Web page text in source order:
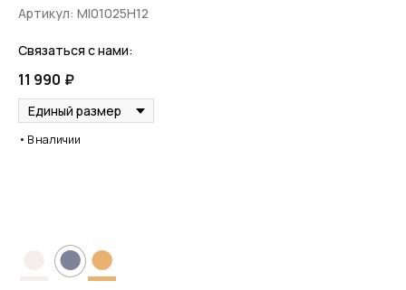
Артикул: MI01025H12
Связаться с нами:
11 990 ₽
• В наличии
●●